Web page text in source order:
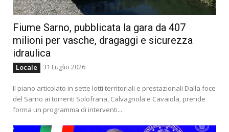
Fiume Sarno, pubblicata la gara da 407
milioni per vasche, dragaggi e sicurezza
idraulica
Locale 31 Luglio 2026
Il piano articolato in sette lotti territoriali e prestazionali Dalla foce
del Sarno ai torrenti Solofrana, Calvagnola e Cavaiola, prende
forma un programma di interventi...